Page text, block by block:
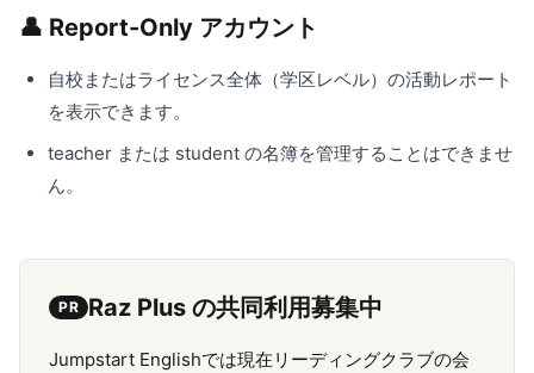
👤 Report-Only アカウント
自校またはライセンス全体（学区レベル）の活動レポート
を表示できます。
teacher または student の名簿を管理することはできませ
ん。
PR Raz Plus の共同利用募集中
Jumpstart Englishでは現在リーディングクラブの会